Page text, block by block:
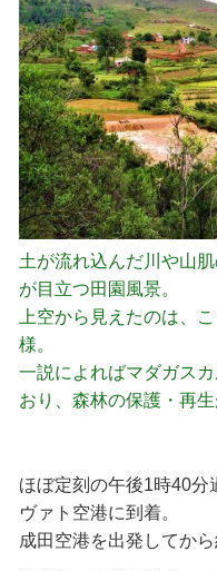
土が流れ込んだ川や山
が目立つ田園風景。
上空から見えたのは、
様。
一説によればマダガス
おり、森林の保護・再生
ほぼ定刻の午後1時40分
ヴァト空港に到着。
成田空港を出発してか